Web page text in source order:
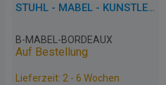
STUHL - MABEL - KUNSTLEDER
B-MABEL-BORDEAUX
Auf Bestellung
Lieferzeit: 2 - 6 Wochen